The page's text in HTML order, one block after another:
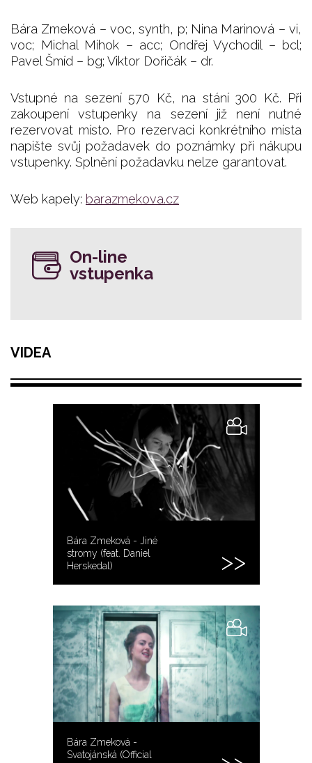
Bára Zmeková – voc, synth, p; Nina Marinová – vi,
voc; Michal Mihok – acc; Ondřej Vychodil – bcl;
Pavel Šmíd – bg; Viktor Dořičák – dr.
Vstupné na sezení 570 Kč, na stání 300 Kč. Při
zakoupení vstupenky na sezení již není nutné
rezervovat místo. Pro rezervaci konkrétního místa
napište svůj požadavek do poznámky při nákupu
vstupenky. Splnění požadavku nelze garantovat.
Web kapely: barazmekova.cz
On-line
vstupenka
VIDEA
Bára Zmeková - Jiné
stromy (feat. Daniel
Herskedal)
Bára Zmeková -
Svatojánská (Official